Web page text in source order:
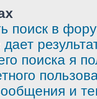
поиск в
поиска я
и